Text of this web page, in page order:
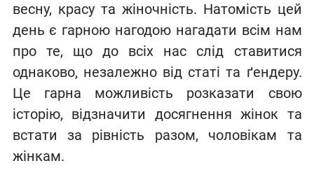
весну, красу та жіночність. Натомість цей
день є гарною нагодою нагадати всім нам
про те, що до всіх нас слід ставитися
однаково, незалежно від статі та ґендеру.
Це гарна можливість розказати свою
історію, відзначити досягнення жінок та
встати за рівність разом, чоловікам та
жінкам.